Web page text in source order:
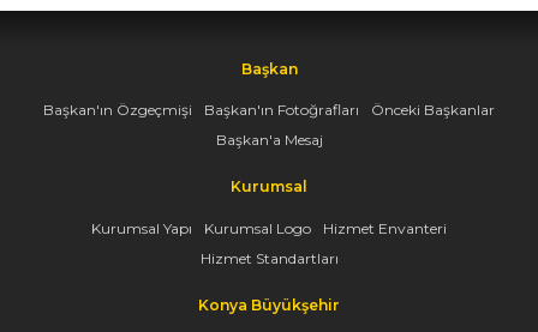
Başkan
Başkan'ın Özgeçmişi Başkan'ın Fotoğrafları
Önceki Başkanlar
Başkan'a Mesaj
Kurumsal
Kurumsal Yapı Kurumsal Logo
Hizmet Envanteri
Hizmet Standartları
Konya Büyükşehir